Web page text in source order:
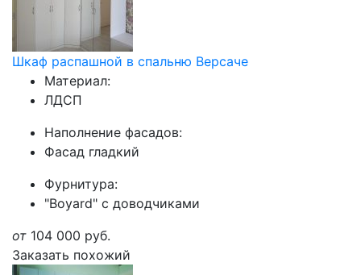
Шкаф распашной в спальню Версаче
Материал:
ЛДСП
Наполнение фасадов:
Фасад гладкий
Фурнитура:
"Boyard" с доводчиками
от 104 000 руб.
Заказать похожий